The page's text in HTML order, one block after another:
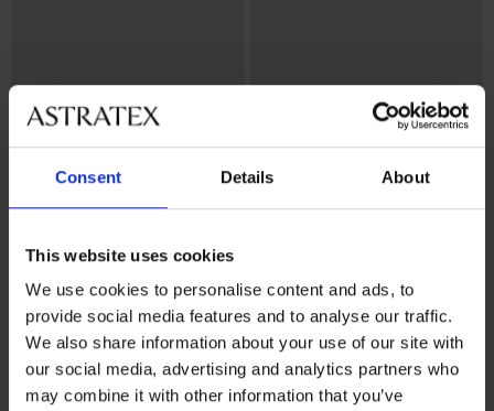
Consent Details About
This website uses cookies
We use cookies to personalise content and ads, to
provide social media features and to analyse our traffic.
We also share information about your use of our site with
our social media, advertising and analytics partners who
may combine it with other information that you’ve
Σουτιέν Spacer Delicate Flower
44,99 €
Σουτιέν Spacer 3D Lady Grace
New
53,99 €